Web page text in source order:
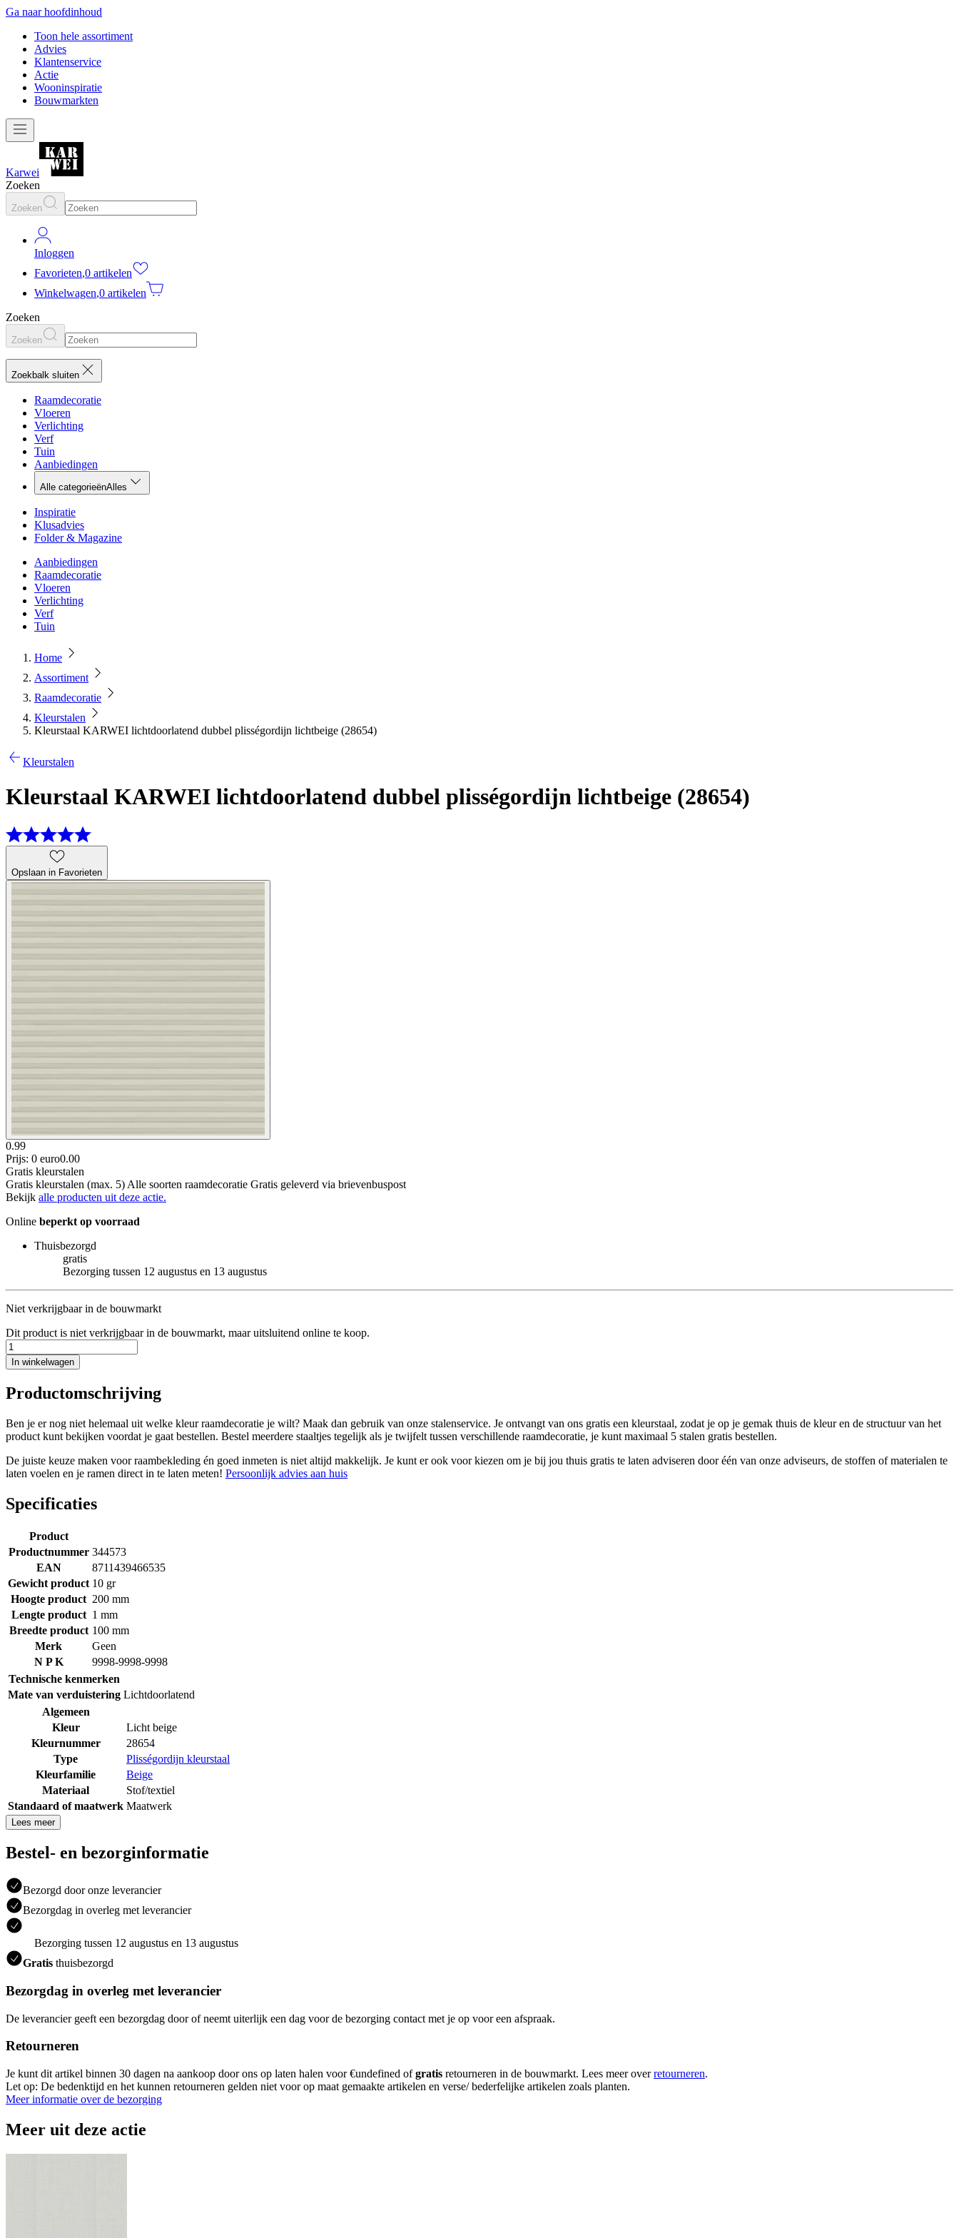
Ga naar hoofdinhoud
Toon hele assortiment
Advies
Klantenservice
Actie
Wooninspiratie
Bouwmarkten
Karwei
Zoeken
Zoeken
Inloggen
Favorieten,0 artikelen
Winkelwagen,0 artikelen
Zoeken
Zoeken
Zoekbalk sluiten
Raamdecoratie
Vloeren
Verlichting
Verf
Tuin
Aanbiedingen
Alle categorieënAlles
Inspiratie
Klusadvies
Folder & Magazine
Aanbiedingen
Raamdecoratie
Vloeren
Verlichting
Verf
Tuin
Home
Assortiment
Raamdecoratie
Kleurstalen
Kleurstaal KARWEI lichtdoorlatend dubbel plisségordijn lichtbeige (28654)
Kleurstalen
Kleurstaal KARWEI lichtdoorlatend dubbel plisségordijn lichtbeige (28654)
Opslaan in Favorieten
0.99
Prijs: 0 euro0.00
Gratis kleurstalen
Gratis kleurstalen (max. 5) Alle soorten raamdecoratie Gratis geleverd via brievenbuspost
Bekijk alle producten uit deze actie.
Online beperkt op voorraad
Thuisbezorgd
gratis
Bezorging tussen 12 augustus en 13 augustus
Niet verkrijgbaar in de bouwmarkt
Dit product is niet verkrijgbaar in de bouwmarkt, maar uitsluitend online te koop.
In winkelwagen
Productomschrijving
Ben je er nog niet helemaal uit welke kleur raamdecoratie je wilt? Maak dan gebruik van onze stalenservice. Je ontvangt van ons gratis een kleurstaal, zodat je op je gemak thuis de kleur en de structuur van het
product kunt bekijken voordat je gaat bestellen. Bestel meerdere staaltjes tegelijk als je twijfelt tussen verschillende raamdecoratie, je kunt maximaal 5 stalen gratis bestellen.
De juiste keuze maken voor raambekleding én goed inmeten is niet altijd makkelijk. Je kunt er ook voor kiezen om je bij jou thuis gratis te laten adviseren door één van onze adviseurs, de stoffen of materialen te
laten voelen en je ramen direct in te laten meten! Persoonlijk advies aan huis
Specificaties
Product
Productnummer 344573
EAN
8711439466535
Gewicht product 10 gr
Hoogte product 200 mm
Lengte product 1 mm
Breedte product 100 mm
Merk
Geen
N P K
9998-9998-9998
Technische kenmerken
Mate van verduistering Lichtdoorlatend
Algemeen
Kleur
Licht beige
Kleurnummer
28654
Type
Plisségordijn kleurstaal
Kleurfamilie
Beige
Materiaal
Stof/textiel
Standaard of maatwerk Maatwerk
Lees meer
Bestel- en bezorginformatie
Bezorgd door onze leverancier
Bezorgdag in overleg met leverancier
Bezorging tussen 12 augustus en 13 augustus
Gratis thuisbezorgd
Bezorgdag in overleg met leverancier
De leverancier geeft een bezorgdag door of neemt uiterlijk een dag voor de bezorging contact met je op voor een afspraak.
Retourneren
Je kunt dit artikel binnen 30 dagen na aankoop door ons op laten halen voor €undefined ofgratis retourneren in de bouwmarkt. Lees meer overretourneren.
Let op: De bedenktijd en het kunnen retourneren gelden niet voor op maat gemaakte artikelen en verse/ bederfelijke artikelen zoals planten.
Meer informatie over de bezorging
Meer uit deze actie